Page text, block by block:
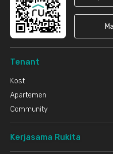
Tenant
Kost
Apartemen
Community
Kerjasama Rukita